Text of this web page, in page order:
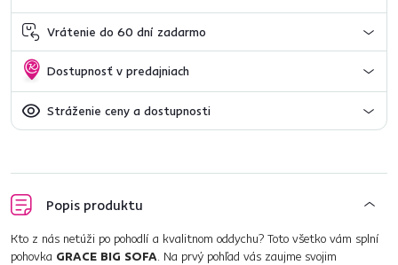
Vrátenie do 60 dní zadarmo
Dostupnosť v predajniach
Stráženie ceny a dostupnosti
Popis produktu
Kto z nás netúži po pohodlí a kvalitnom oddychu? Toto všetko vám splní
pohovka GRACE BIG SOFA. Na prvý pohľad vás zaujme svojim